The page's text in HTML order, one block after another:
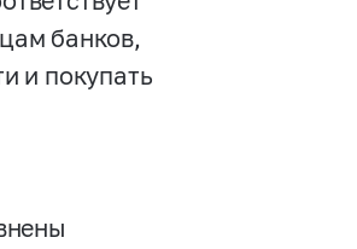
банков,
и покупать